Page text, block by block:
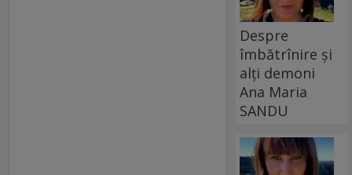
Despre
îmbătrînire și
alți demoni
Ana Maria
SANDU